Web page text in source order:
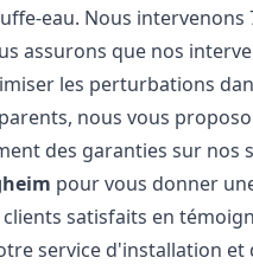
eau. Nous
assurons que nos
les perturbations
nous vous
des garanties sur nos
pour vous donner
satisfaits en
service d'installation